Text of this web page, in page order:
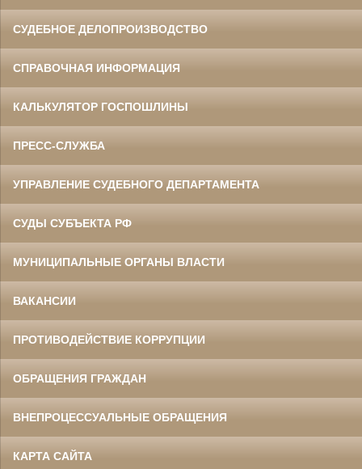
СУДЕБНОЕ ДЕЛОПРОИЗВОДСТВО
СПРАВОЧНАЯ ИНФОРМАЦИЯ
КАЛЬКУЛЯТОР ГОСПОШЛИНЫ
ПРЕСС-СЛУЖБА
УПРАВЛЕНИЕ СУДЕБНОГО ДЕПАРТАМЕНТА
СУДЫ СУБЪЕКТА РФ
МУНИЦИПАЛЬНЫЕ ОРГАНЫ ВЛАСТИ
ВАКАНСИИ
ПРОТИВОДЕЙСТВИЕ КОРРУПЦИИ
ОБРАЩЕНИЯ ГРАЖДАН
ВНЕПРОЦЕССУАЛЬНЫЕ ОБРАЩЕНИЯ
КАРТА САЙТА